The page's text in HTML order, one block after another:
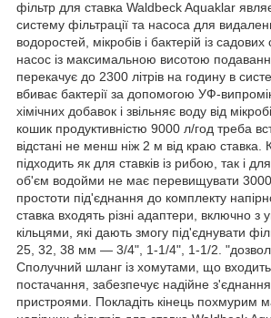
фільтр для ставка Waldbeck Aquaklar
систему фільтрації та насоса для
водоростей, мікробів і бактерій із садових
насос із максимальною висотою
перекачує до 2300 літрів на годину в
вбиває бактерії за допомогою УФ-
хімічних добавок і звільняє воду від
кошик продуктивністю 9000 л/год треба
відстані не менш ніж 2 м від краю
підходить як для ставків із рибою, так і
об'єм водойми не має перевищувати
простоти під'єднання до комплекту
ставка входять різні адаптери, включно
кільцями, які дають змогу під'єднувати
25, 32, 38 мм — 3/4", 1-1/4", 1-1/2.
Сполучний шланг із хомутами, що
постачання, забезпечує надійне
пристроями. Покладіть кінець похмурим